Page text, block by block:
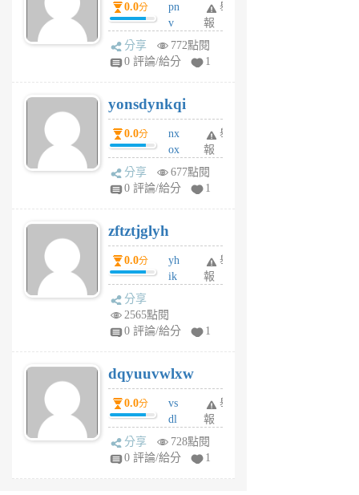
月
前
0.0分
pn
v
wt
sv
6
個
月
前
舉
報
分享
772點閱
0 評論/給分
1
yonsdynkqi
0.0分
nx
ox
rh
pe
月
前
舉
報
分享
677點閱
0 評論/給分
1
zftztjglyh
0.0分
yh
ik
tu
6
個
月
前
舉
報
分享
2565點閱
0 評論/給分
1
dqyuuvwlxw
0.0分
vs
dl
sq
fy
舉
報
分享
728點閱
0 評論/給分
1